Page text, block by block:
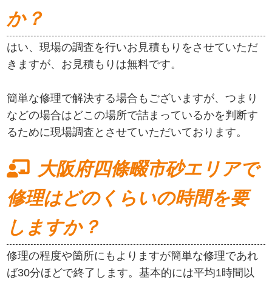
か？
はい、現場の調査を行いお見積もりをさせていただ
きますが、お見積もりは無料です。
簡単な修理で解決する場合もございますが、つまり
などの場合はどこの場所で詰まっているかを判断す
るために現場調査とさせていただいております。
大阪府四條畷市砂エリアで
修理はどのくらいの時間を要
しますか？
修理の程度や箇所にもよりますが簡単な修理であれ
ば30分ほどで終了します。基本的には平均1時間以